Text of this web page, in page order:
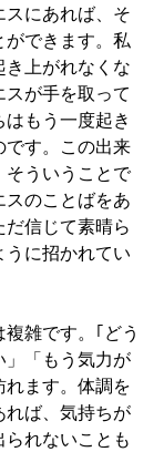
スにあれば、そ
ができます。私
上がれなくな
が手を取って
もう一度起き
す。この出来
ういうことで
のことばをあ
信じて素晴ら
うに招かれてい
雑です。｢どう
」「もう気力が
ます。体調を
れば、気持ちが
れないことも